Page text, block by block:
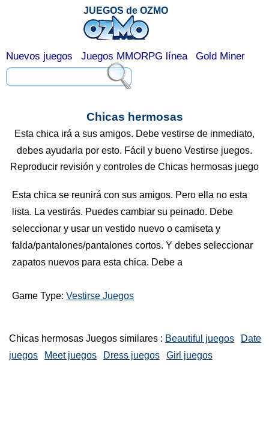
Chicas hermosas
Esta chica irá a sus amigos. Debe vestirse de inmediato,
debes ayudarla por esto. Fácil y bueno Vestirse juegos.
Reproducir revisión y controles de Chicas hermosas juego
Esta chica se reunirá con sus amigos. Pero ella no esta
lista. La vestirás. Puedes cambiar su peinado. Debe
seleccionar y usar un vestido nuevo o camiseta y
falda/pantalones/pantalones cortos. Y debes seleccionar
zapatos nuevos para esta chica. Debe a
Game Type: Vestirse Juegos
Chicas hermosas Juegos similares : Beautiful juegos
Date
juegos
Meet juegos Dress juegos Girl juegos
JUEGOS de OZMO
Nuevos juegos Juegos MMORPG línea Gold Miner